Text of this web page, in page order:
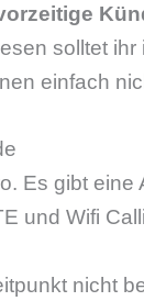
solltet
einfach
Es gibt
und Wifi
nicht